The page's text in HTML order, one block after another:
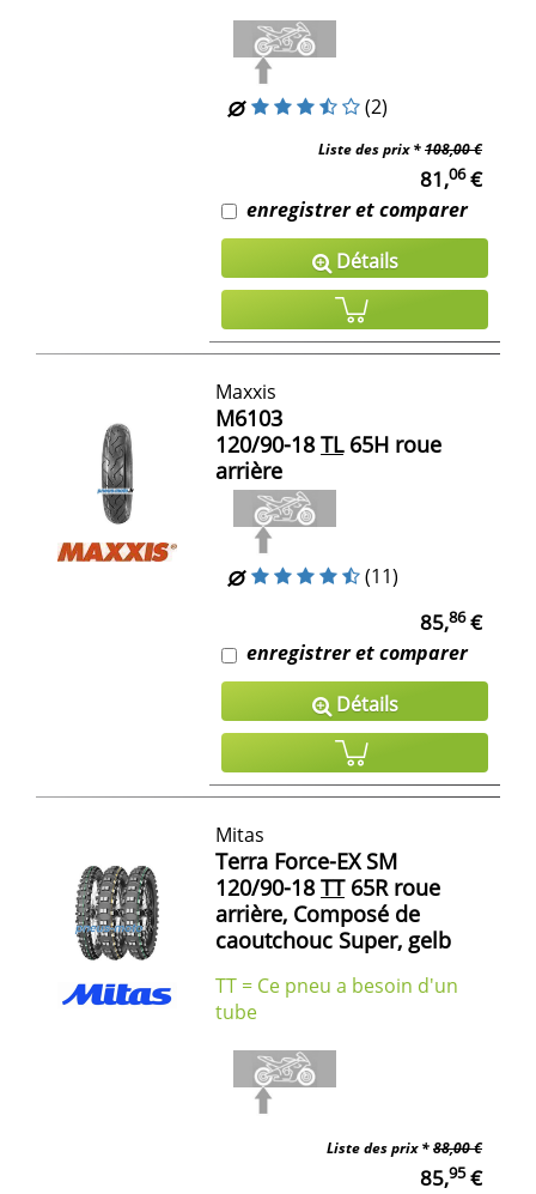
(2)
Liste des prix *108,00 €
81,06€
enregistrer et comparer
Détails
Maxxis
M6103
120/90-18 TL65H roue
arrière
(11)
85,86€
enregistrer et comparer
Détails
Mitas
Terra Force-EX SM
120/90-18 TT65R roue
arrière, Composé de
caoutchouc Super, gelb
TT = Ce pneu a besoin d'un
tube
Liste des prix *88,00 €
85,95€